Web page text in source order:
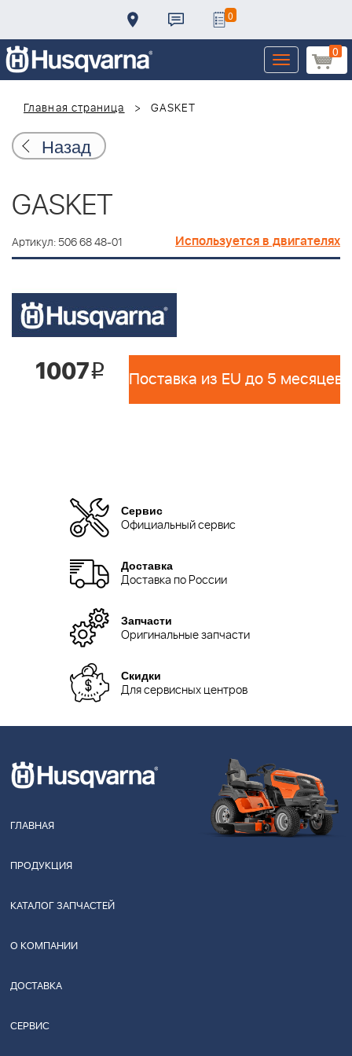
0
0
Toggle
navigation
Главная страница
GASKET
Назад
GASKET
Артикул: 506 68 48-01 Используется в двигателях
1007i Поставка из EU до 5 месяцев
Сервис
Официальный сервис
Доставка
Доставка по России
Запчасти
Оригинальные запчасти
Скидки
Для сервисных центров
ГЛАВНАЯ
ПРОДУКЦИЯ
КАТАЛОГ ЗАПЧАСТЕЙ
О КОМПАНИИ
ДОСТАВКА
СЕРВИС